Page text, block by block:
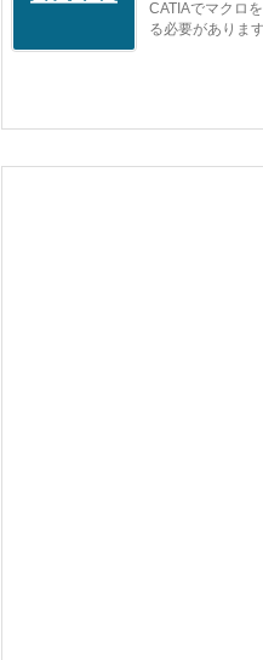
CATIAでマクロ
る必要がありま